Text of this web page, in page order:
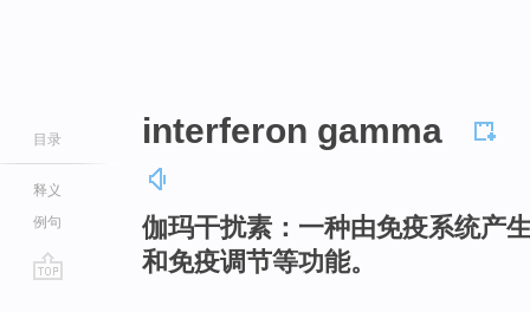
目录
释义
例句
interferon gamma
伽玛干扰素：一种由免疫系统产
和免疫调节等功能。